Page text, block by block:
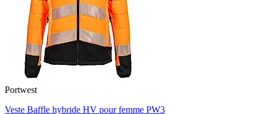
Portwest
Veste Baffle hybride HV pour femme PW3